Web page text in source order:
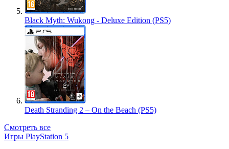
Black Myth: Wukong - Deluxe Edition (PS5)
Death Stranding 2 – On the Beach (PS5)
Смотреть все
Игры PlayStation 5